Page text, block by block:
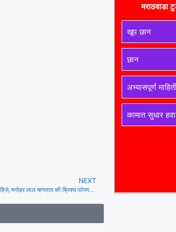
NEXT
शहरांचे नियोजन लोककेंद्रित असले पाहिजे, मनोहर लाल म्हणतात की ब्रिक्स फोरमने शहरी करार स्वीकारला
मराठवाडा
खूप छान
छान
अभ्यासपूर्ण
कामात सुधार हवा